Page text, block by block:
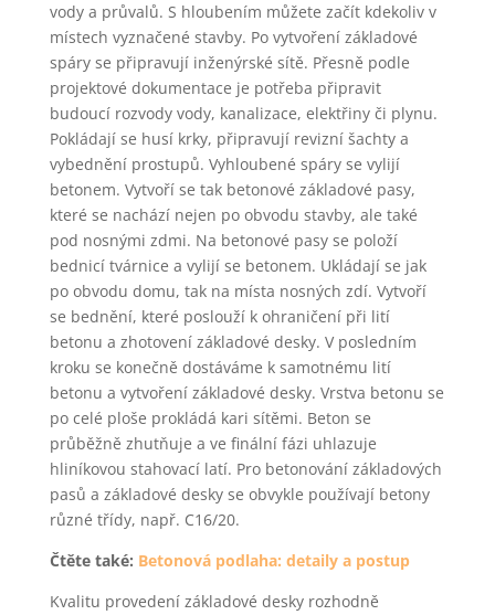
vody a průvalů. S hloubením můžete začít kdekoliv v
místech vyznačené stavby. Po vytvoření základové
spáry se připravují inženýrské sítě. Přesně podle
projektové dokumentace je potřeba připravit
budoucí rozvody vody, kanalizace, elektřiny či plynu.
Pokládají se husí krky, připravují revizní šachty a
vybednění prostupů. Vyhloubené spáry se vylijí
betonem. Vytvoří se tak betonové základové pasy,
které se nachází nejen po obvodu stavby, ale také
pod nosnými zdmi. Na betonové pasy se položí
bednicí tvárnice a vylijí se betonem. Ukládají se jak
po obvodu domu, tak na místa nosných zdí. Vytvoří
se bednění, které poslouží k ohraničení při lití
betonu a zhotovení základové desky. V posledním
kroku se konečně dostáváme k samotnému lití
betonu a vytvoření základové desky. Vrstva betonu se
po celé ploše prokládá kari sítěmi. Beton se
průběžně zhutňuje a ve finální fázi uhlazuje
hliníkovou stahovací latí. Pro betonování základových
pasů a základové desky se obvykle používají betony
různé třídy, např. C16/20.
Čtěte také: Betonová podlaha: detaily a postup
Kvalitu provedení základové desky rozhodně